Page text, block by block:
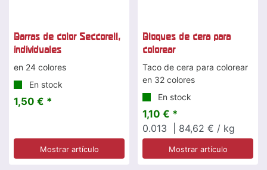
Barras de color Seccorell,
individuales
en 24 colores
En stock
1,50 € *
Mostrar artículo
Bloques de cera para
colorear
Taco de cera para colorear
en 32 colores
En stock
1,10 € *
0.013
| 84,62 € / kg
Mostrar artículo